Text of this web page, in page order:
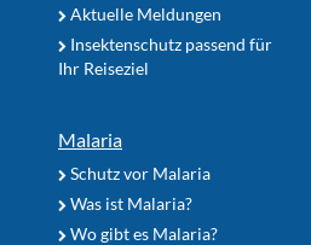
Aktuelle Meldungen
Insektenschutz passend für
Ihr Reiseziel
Malaria
Schutz vor Malaria
Was ist Malaria?
Wo gibt es Malaria?